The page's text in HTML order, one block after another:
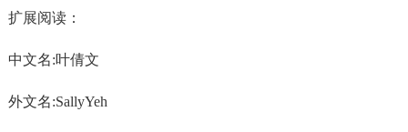
扩展阅读：
中文名:叶倩文
外文名:SallyYeh